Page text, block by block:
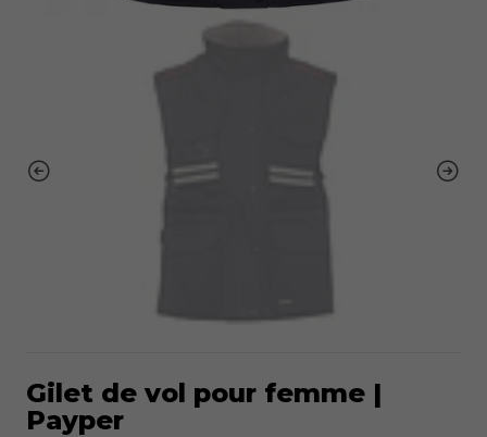
Gilet de vol pour femme |
Payper